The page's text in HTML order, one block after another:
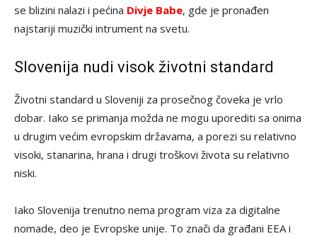
se blizini nalazi i pećina Divje Babe, gde je pronađen
najstariji muzički intrument na svetu.
Slovenija nudi visok životni standard
Životni standard u Sloveniji za prosečnog čoveka je vrlo
dobar. Iako se primanja možda ne mogu uporediti sa onima
u drugim većim evropskim državama, a porezi su relativno
visoki, stanarina, hrana i drugi troškovi života su relativno
niski.
Iako Slovenija trenutno nema program viza za digitalne
nomade, deo je Evropske unije. To znači da građani EEA i